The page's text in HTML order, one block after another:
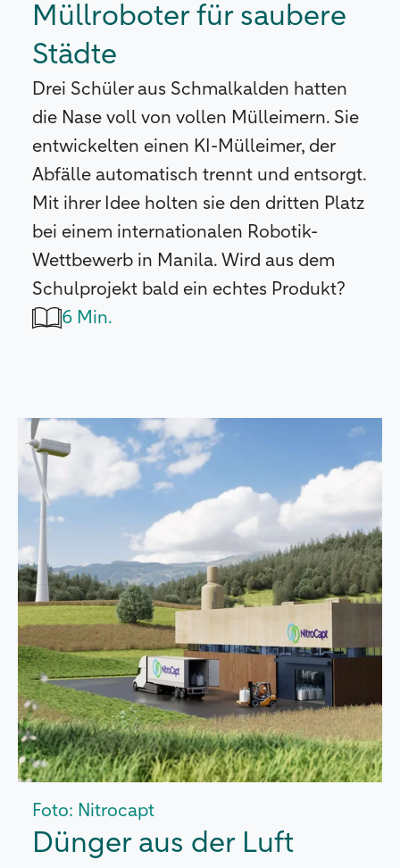
Müllroboter für saubere
Städte
Drei Schüler aus Schmalkalden hatten
die Nase voll von vollen Mülleimern. Sie
entwickelten einen KI-Mülleimer, der
Abfälle automatisch trennt und entsorgt.
Mit ihrer Idee holten sie den dritten Platz
bei einem internationalen Robotik-
Wettbewerb in Manila. Wird aus dem
Schulprojekt bald ein echtes Produkt?
6 Min.
Foto: Nitrocapt
Dünger aus der Luft